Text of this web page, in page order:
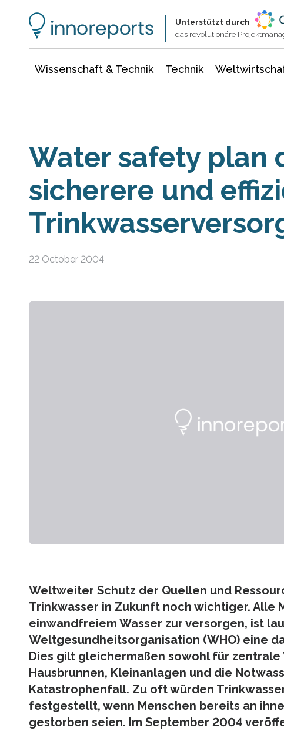
Unterstützt durch
das revolutionäre
Wissenschaft & Technik Technik
Water safety plan
sicherere und
22 October 2004
Weltweiter Schutz der Quellen und
Trinkwasser in Zukunft noch wichtiger. Alle
einwandfreiem Wasser zur versorgen, ist
Weltgesundheitsorganisation (WHO) eine
Dies gilt gleichermaßen sowohl für
Hausbrunnen, Kleinanlagen und die
Katastrophenfall. Zu oft würden
festgestellt, wenn Menschen bereits an
gestorben seien. Im September 2004